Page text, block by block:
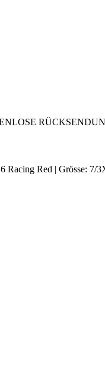
Racing Red | Grösse: 7/